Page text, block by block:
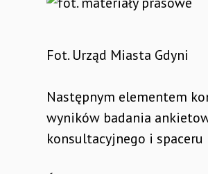
Fot. Urząd Miasta Gdyni
Następnym elementem
wyników badania
konsultacyjnego i spaceru